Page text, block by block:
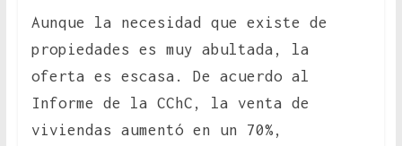
Aunque la necesidad que existe de
propiedades es muy abultada, la
oferta es escasa. De acuerdo al
Informe de la CChC, la venta de
viviendas aumentó en un 70%,